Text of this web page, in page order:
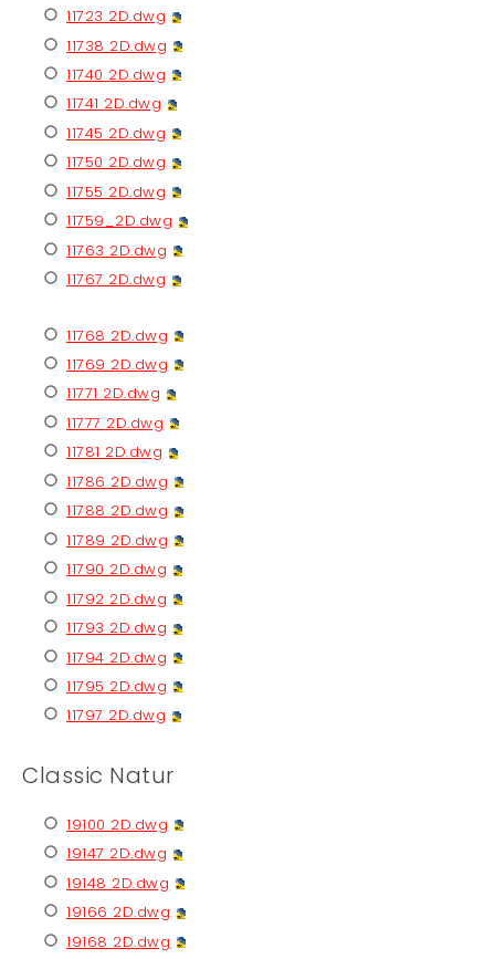
11723 2D.dwg
11738 2D.dwg
11740 2D.dwg
11741 2D.dwg
11745 2D.dwg
11750 2D.dwg
11755 2D.dwg
11759_2D.dwg
11763 2D.dwg
11767 2D.dwg
11768 2D.dwg
11769 2D.dwg
11771 2D.dwg
11777 2D.dwg
11781 2D.dwg
11786 2D.dwg
11788 2D.dwg
11789 2D.dwg
11790 2D.dwg
11792 2D.dwg
11793 2D.dwg
11794 2D.dwg
11795 2D.dwg
11797 2D.dwg
Classic Natur
19100 2D.dwg
19147 2D.dwg
19148 2D.dwg
19166 2D.dwg
19168 2D.dwg